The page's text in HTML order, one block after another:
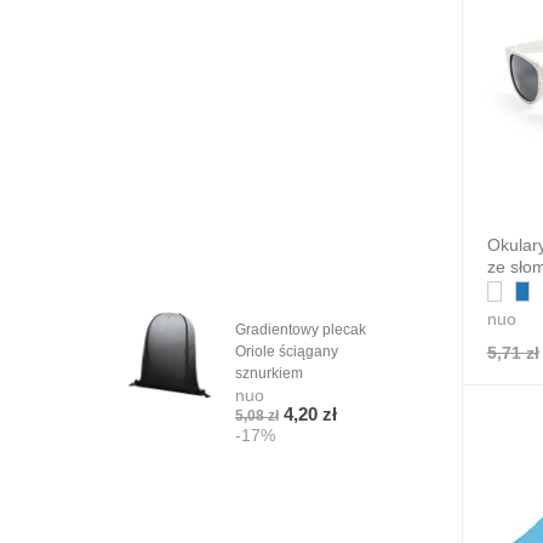
ze
nuo
5,71 zł
Gradientowy plecak
Oriole ściągany
sznurkiem
nuo
5,08 zł 4,20 zł
-17%